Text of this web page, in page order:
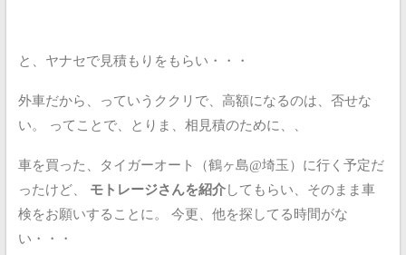
と、ヤナセで見積もりをもらい・・・
外車だから、っていうククリで、高額になるのは、否せな
い。
ってことで、とりま、相見積のために、、
車を買った、タイガーオート（鶴ヶ島@埼玉）に行く予定だ
ったけど、
モトレージさんを紹介してもらい、そのまま車
検をお願いすることに。
今更、他を探してる時間がな
い・・・